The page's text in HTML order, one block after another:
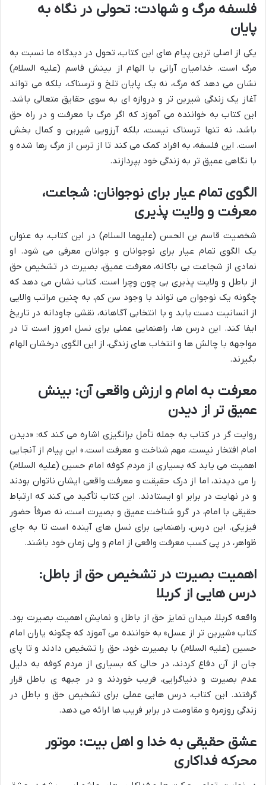
فلسفه مرگ و شهادت: تحولی در نگاه به
پایان
یکی از اصلی ترین پیام های این کتاب، تحول در دیدگاه ما نسبت به
مرگ است. خدامیان آرانی با الهام از بینش قاسم (علیه السلام)
نشان می دهد که مرگ، نه یک پایان تلخ و ترسناک، بلکه می تواند
آغاز یک زندگی شیرین تر و دروازه ای به سوی حقایق متعالی باشد.
این کتاب به خواننده می آموزد که اگر مرگ با معرفت و در راه حق
باشد، نه تنها ترسناک نیست، بلکه آرزویی شیرین و کمال بخش
است. این فلسفه، به افراد کمک می کند تا از ترس از مرگ رها شده و
با نگاهی عمیق تر به زندگی خود بپردازند.
الگوی تمام عیار برای نوجوانان: شجاعت،
معرفت و ولایت پذیری
شخصیت قاسم بن الحسن (علیهما السلام) در این کتاب، به عنوان
یک الگوی تمام عیار برای نوجوانان و جوانان معرفی می شود. او
نمادی از شجاعت بی باکانه، معرفت عمیق، بصیرت در تشخیص حق
از باطل و ولایت پذیری بی چون وچرا است. کتاب نشان می دهد که
چگونه یک نوجوان می تواند با وجود سن کم، به چنین مراتب والایی
از انسانیت دست یابد و با انتخابی آگاهانه، نقشی جاودانه در تاریخ
ایفا کند. این درس ها، راهنمایی عملی برای نسل امروز است تا در
مواجهه با چالش ها و انتخاب های زندگی، از این الگوی درخشان الهام
بگیرند.
معرفت به امام و ارزش واقعی آن: بینش
عمیق تر از دیدن
روایت گر در کتاب به جمله تأمل برانگیزی اشاره می کند که: «دیدن
امام افتخار نیست، مهم شناخت و معرفت است.» این پیام از آنجایی
اهمیت می یابد که بسیاری از مردم کوفه امام حسین (علیه السلام)
را می دیدند، اما از درک حقیقت و معرفت واقعی ایشان ناتوان بودند
و در نهایت در برابر او ایستادند. این کتاب تأکید می کند که ارتباط
حقیقی با امام، در گرو شناخت عمیق و بصیرت است، نه صرفاً حضور
فیزیکی. این درس، راهنمایی برای نسل های آینده است تا به جای
ظواهر، در پی کسب معرفت واقعی از امام و ولی زمان خود باشند.
اهمیت بصیرت در تشخیص حق از باطل:
درس هایی از کربلا
واقعه کربلا، میدان تمایز حق از باطل و نمایش اهمیت بصیرت بود.
کتاب «شیرین تر از عسل» به خواننده می آموزد که چگونه یاران امام
حسین (علیه السلام) با بصیرت خود، حق را تشخیص دادند و تا پای
جان از آن دفاع کردند، در حالی که بسیاری از مردم کوفه به دلیل
عدم بصیرت و دنیاگرایی، فریب خوردند و در جبهه ی باطل قرار
گرفتند. این کتاب، درس هایی عملی برای تشخیص حق و باطل در
زندگی روزمره و مقاومت در برابر فریب ها ارائه می دهد.
عشق حقیقی به خدا و اهل بیت: موتور
محرکه فداکاری